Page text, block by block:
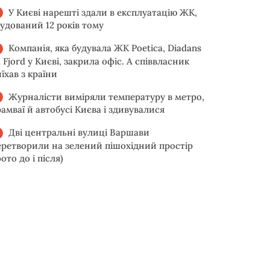
У Києві нарешті здали в експлуатацію ЖК,
12 років тому
Компанія, яка будувала ЖК Poetica, Diadans
Fjord у Києві, закрила офіс. А співвласник
з країни
Журналісти виміряли температуру в метро,
й автобусі Києва і здивувалися
Дві центральні вулиці Варшави
на зелений пішохідний простір
до і після)